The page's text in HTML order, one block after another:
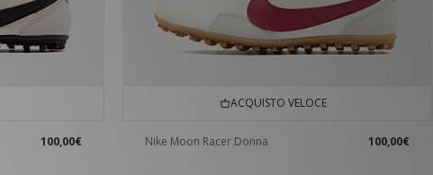
100,00€
ACQUISTO VELOCE
Nike Moon Racer Donna 100,00€